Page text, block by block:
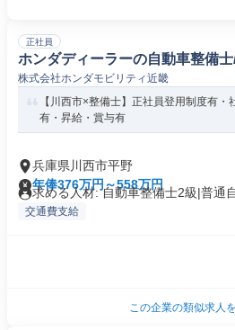
正社員
ホンダディーラーの自動車整備
株式会社ホンダモビリティ近畿
【川西市×整備士】正社員登用制度有
有・昇給・賞与有
兵庫県川西市平野
年俸376万円～558万円
求める人材: 自動車整備士2級|普通
交通費支給
この企業の類似求人